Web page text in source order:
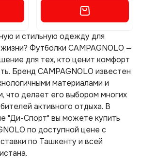
и стильную одежду для
Футболки CAMPAGNOLO —
для тех, кто ценит комфорт
Бренд CAMPAGNOLO известен
материалами и
что делает его выбором многих
активного отдыха. В
"Ди-Спорт" вы можете купить
по доступной цене с
по Ташкенту и всей